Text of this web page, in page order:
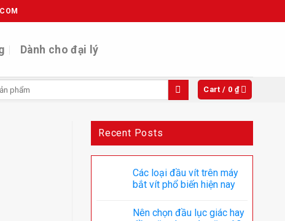
Dành cho đại lý
Cart / 0 ₫
Recent Posts
Các loại đầu vít trên máy
bắt vít phổ biến hiện nay
Nên chọn đầu lục giác hay